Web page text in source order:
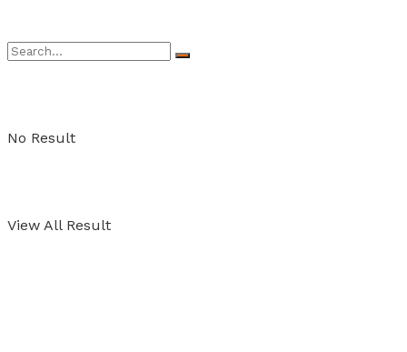
No Result
View All Result